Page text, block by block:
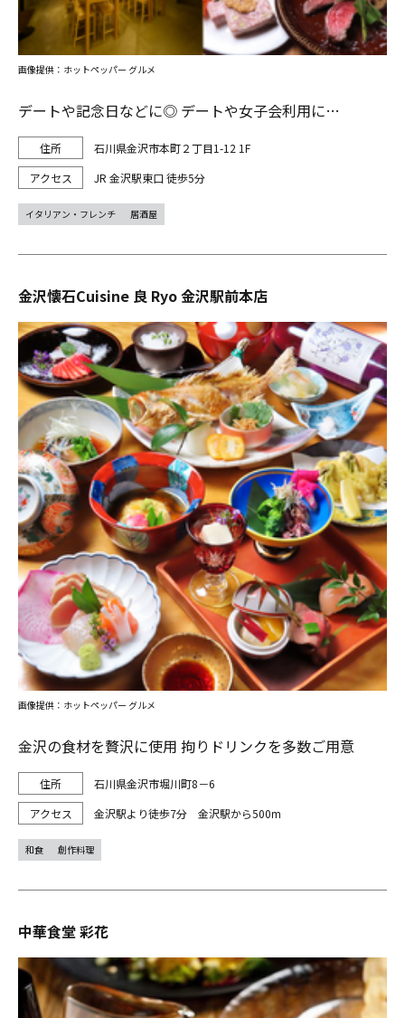
デートや記念日などに◎ デートや女子会利用に…
石川県金沢市本町２丁目1-12 1F
JR 金沢駅東口 徒歩5分
画像提供：ホットペッパー グルメ
イタリアン・フレンチ 居酒屋
金沢懐石Cuisine 良 Ryo 金沢駅前本店
金沢の食材を贅沢に使用 拘りドリンクを多数ご用意
石川県金沢市堀川町8－6
金沢駅より徒歩7分 金沢駅から500m
画像提供：ホットペッパー グルメ
和食 創作料理
中華食堂 彩花